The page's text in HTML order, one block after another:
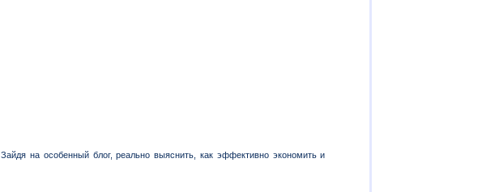
на особенный блог, реально выяснить, как эффективно экономить и